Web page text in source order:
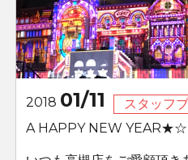
2018 01/11
スタッフ
A HAPPY NEW